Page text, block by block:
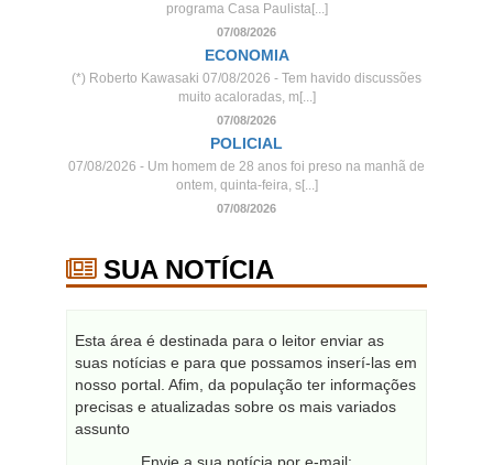
programa Casa Paulista[...]
07/08/2026
ECONOMIA
(*) Roberto Kawasaki 07/08/2026 - Tem havido discussões
muito acaloradas, m[...]
07/08/2026
POLICIAL
07/08/2026 - Um homem de 28 anos foi preso na manhã de
ontem, quinta-feira, s[...]
07/08/2026
SUA NOTÍCIA
Esta área é destinada para o leitor enviar as
suas notícias e para que possamos inserí-las em
nosso portal. Afim, da população ter informações
precisas e atualizadas sobre os mais variados
assunto